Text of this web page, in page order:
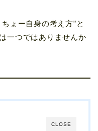
ょー自身の考え方”と
一つではありませんか
CLOSE